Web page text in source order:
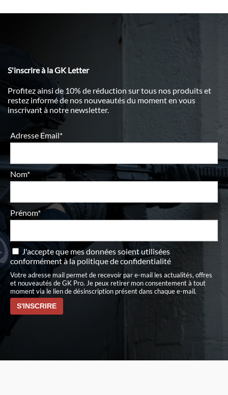
S'inscrire à la GK Letter
Profitez ainsi de 10% de réduction sur tous nos produits et
restez informé de nos nouveautés du moment en vous
inscrivant à notre newsletter.
Adresse Email*
Nom*
Prénom*
J'accepte que mes données soient utilisées
conformément àla politique de confidentialité
Votre adresse mail permet de recevoir par e-mail les actualités, offres
et nouveautés de GK Pro. Je peux retirer mon consentement à tout
moment via le lien de désinscription présent dans chaque e-mail.